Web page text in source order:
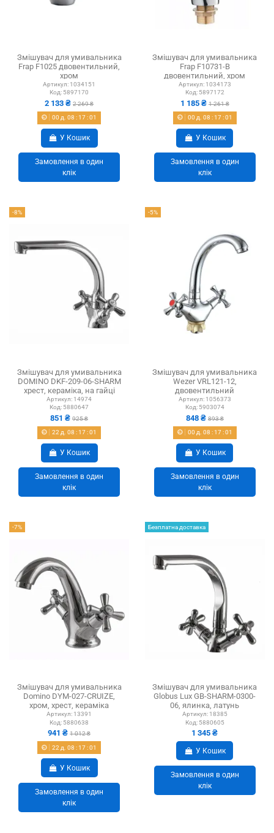
Змішувач для умивальника
Frap F1025 двовентильний,
хром
Артикул: 1034151
Код: 5897170
2 133 ₴2 269 ₴
00 д. 08 : 17:01
У Кошик
Замовлення в один
клік
Змішувач для умивальника
Frap F10731-B
двовентильний, хром
Артикул: 1034173
Код: 5897172
1 185 ₴ 1 261 ₴
00 д. 08 : 17:01
У Кошик
Замовлення в один
клік
-8%
Змішувач для умивальника
DOMINO DKF-209-06-SHARM
хрест, кераміка, на гайці
Артикул: 14974
Код: 5880647
851 ₴925 ₴
22д. 08 : 17:01
У Кошик
Замовлення в один
клік
-5%
Змішувач для умивальника
Wezer VRL121-12,
двовентильний
Артикул: 1056373
Код: 5903074
848 ₴ 893 ₴
00 д. 08 : 17:01
У Кошик
Замовлення в один
клік
-7%
Змішувач для умивальника
Domino DYM-027-CRUIZE,
хром, хрест, кераміка
Артикул: 13391
Код: 5880638
941 ₴1 012 ₴
22 д. 08 : 17:01
У Кошик
Замовлення в один
клік
Безплатна доставка
Змішувач для умивальника
Globus Lux GB-SHARM-0300-
06, ялинка, латунь
Артикул: 18385
Код: 5880605
1 345 ₴
У Кошик
Замовлення в один
клік